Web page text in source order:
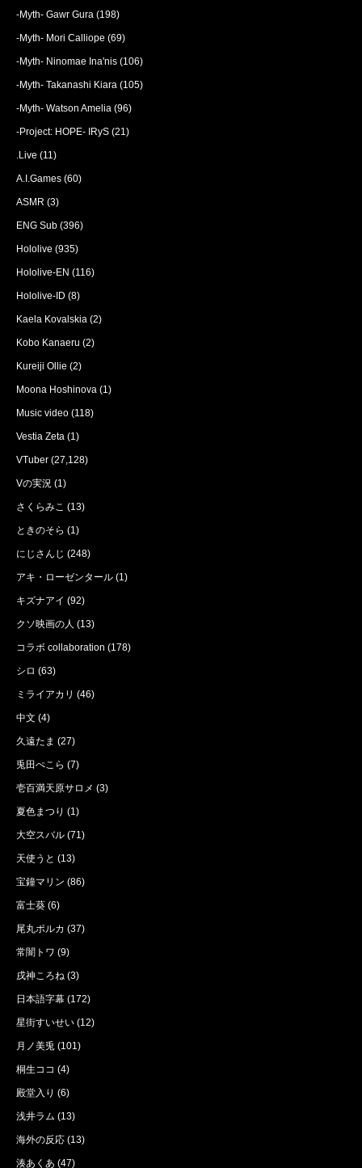
-Myth- Gawr Gura (198)
-Myth- Mori Calliope (69)
-Myth- Ninomae Ina'nis (106)
-Myth- Takanashi Kiara (105)
-Myth- Watson Amelia (96)
-Project: HOPE- IRyS (21)
.Live (11)
A.I.Games (60)
ASMR (3)
ENG Sub (396)
Hololive (935)
Hololive-EN (116)
Hololive-ID (8)
Kaela Kovalskia (2)
Kobo Kanaeru (2)
Kureiji Ollie (2)
Moona Hoshinova (1)
Music video (118)
Vestia Zeta (1)
VTuber (27,128)
Vの実況 (1)
さくらみこ (13)
ときのそら (1)
にじさんじ (248)
アキ・ローゼンタール (1)
キズナアイ (92)
クソ映画の人 (13)
コラボ collaboration (178)
シロ (63)
ミライアカリ (46)
中文 (4)
久遠たま (27)
兎田ぺこら (7)
壱百満天原サロメ (3)
夏色まつり (1)
大空スバル (71)
天使うと (13)
宝鐘マリン (86)
富士葵 (6)
尾丸ポルカ (37)
常闇トワ (9)
戌神ころね (3)
日本語字幕 (172)
星街すいせい (12)
月ノ美兎 (101)
桐生ココ (4)
殿堂入り (6)
浅井ラム (13)
海外の反応 (13)
湊あくあ (47)